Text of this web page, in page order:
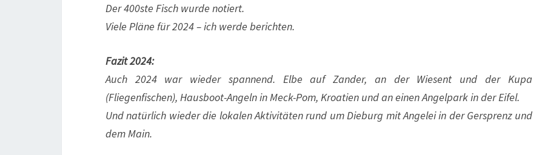
Der 400ste Fisch wurde notiert.
Viele Pläne für 2024 – ich werde berichten.
Fazit 2024:
Auch 2024 war wieder spannend. Elbe auf Zander, an der Wiesent und der Kupa
(Fliegenfischen), Hausboot-Angeln in Meck-Pom, Kroatien und an einen Angelpark in der Eifel.
Und natürlich wieder die lokalen Aktivitäten rund um Dieburg mit Angelei in der Gersprenz und
dem Main.